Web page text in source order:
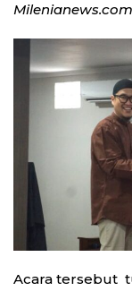
Acara tersebut